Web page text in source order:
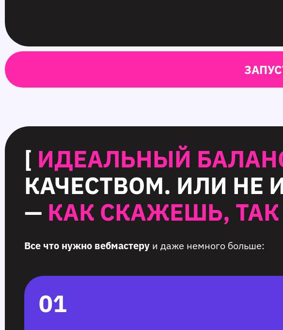
[ ИДЕАЛЬНЫЙ
КАЧЕСТВОМ. ИЛИ НЕ
— КАК СКАЖЕШЬ, ТАК
Все что нужно вебмастеру и даже немного больше:
01